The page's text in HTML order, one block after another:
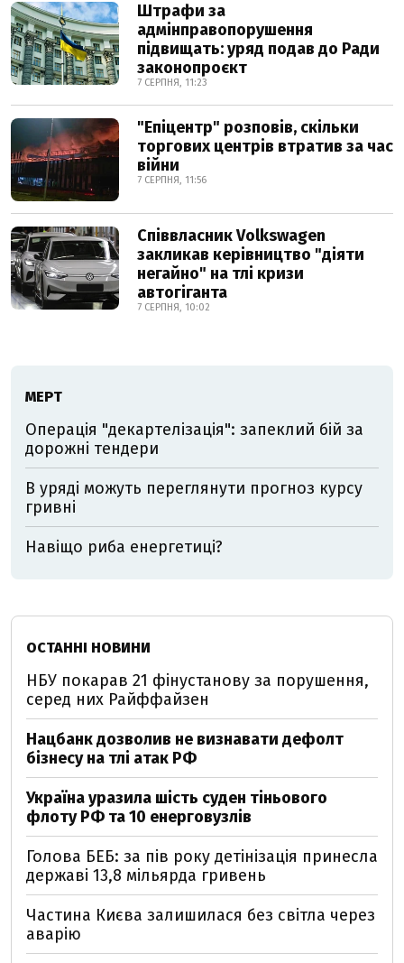
Штрафи за
адмінправопорушення
підвищать: уряд подав до Ради
законопроєкт
7 СЕРПНЯ, 11:23
"Епіцентр" розповів, скільки
торгових центрів втратив за час
війни
7 СЕРПНЯ, 11:56
Співвласник Volkswagen
закликав керівництво "діяти
негайно" на тлі кризи
автогіганта
7 СЕРПНЯ, 10:02
МЕРТ
Операція "декартелізація": запеклий бій за
дорожні тендери
В уряді можуть переглянути прогноз курсу
гривні
Навіщо риба енергетиці?
ОСТАННІ НОВИНИ
НБУ покарав 21 фінустанову за порушення,
серед них Райффайзен
Нацбанк дозволив не визнавати дефолт
бізнесу на тлі атак РФ
Україна уразила шість суден тіньового
флоту РФ та 10 енерговузлів
Голова БЕБ: за пів року детінізація принесла
державі 13,8 мільярда гривень
Частина Києва залишилася без світла через
аварію